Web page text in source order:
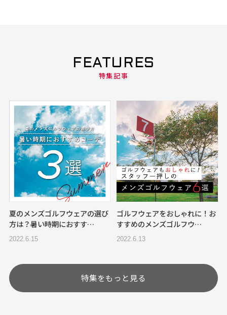
FEATURES
特集記事
夏のメンズゴルフウェアの選び
方は？暑い時期におすす…
2022.6.15
ゴルフウェアをおしゃれに！お
すすめのメンズゴルフウ…
2022.6.13
特集をもっと見る